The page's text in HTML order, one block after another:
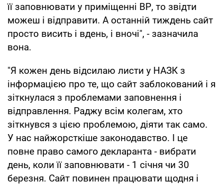
її заповнювати у приміщенні ВР, то звідти
можеш і відправити. А останній тиждень сайт
просто висить і вдень, і вночі", - зазначила
вона.
"Я кожен день відсилаю листи у НАЗК з
інформацією про те, що сайт заблокований і я
зіткнулася з проблемами заповнення і
відправлення. Раджу всім колегам, хто
зіткнувся з цією проблемою, діяти так само.
У нас найжорсткіше законодавство. І це
повне право самого декларанта - вибрати
день, коли її заповнювати - 1 січня чи 30
березня. Сайт повинен працювати щодня і